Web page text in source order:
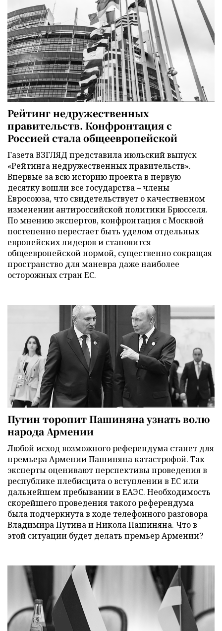
Рейтинг недружественных
правительств. Конфронтация с
Россией стала общеевропейской
Газета ВЗГЛЯД представила июльский выпуск
«Рейтинга недружественных правительств».
Впервые за всю историю проекта в первую
десятку вошли все государства – члены
Евросоюза, что свидетельствует о качественном
изменении антироссийской политики Брюсселя.
По мнению экспертов, конфронтация с Москвой
постепенно перестает быть уделом отдельных
европейских лидеров и становится
общеевропейской нормой, существенно сокращая
пространство для маневра даже наиболее
осторожных стран ЕС.
Путин торопит Пашиняна узнать волю
народа Армении
Любой исход возможного референдума станет для
премьера Армении Пашиняна катастрофой. Так
эксперты оценивают перспективы проведения в
республике плебисцита о вступлении в ЕС или
дальнейшем пребывании в ЕАЭС. Необходимость
скорейшего проведения такого референдума
была подчеркнута в ходе телефонного разговора
Владимира Путина и Никола Пашиняна. Что в
этой ситуации будет делать премьер Армении?